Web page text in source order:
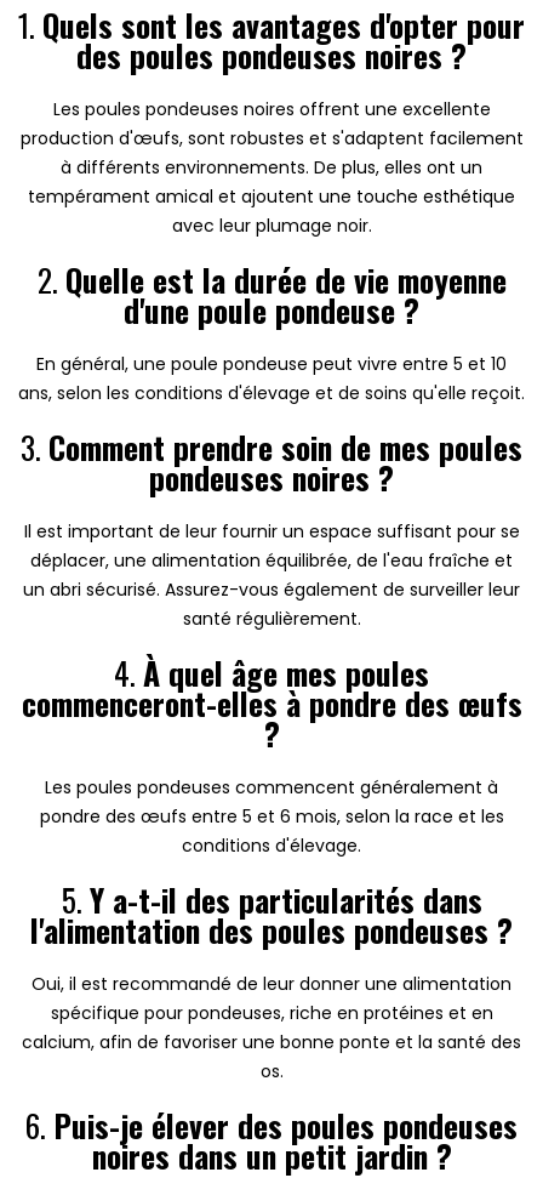
1. Quels sont les avantages d'opter pour
des poules pondeuses noires ?
Les poules pondeuses noires offrent une excellente
production d'œufs, sont robustes et s'adaptent facilement
à différents environnements. De plus, elles ont un
tempérament amical et ajoutent une touche esthétique
avec leur plumage noir.
2. Quelle est la durée de vie moyenne
d'une poule pondeuse ?
En général, une poule pondeuse peut vivre entre 5 et 10
ans, selon les conditions d'élevage et de soins qu'elle reçoit.
3. Comment prendre soin de mes poules
pondeuses noires ?
Il est important de leur fournir un espace suffisant pour se
déplacer, une alimentation équilibrée, de l'eau fraîche et
un abri sécurisé. Assurez-vous également de surveiller leur
santé régulièrement.
4.À quel âge mes poules
commenceront-elles à pondre des œufs
?
Les poules pondeuses commencent généralement à
pondre des œufs entre 5 et 6 mois, selon la race et les
conditions d'élevage.
5.Y a-t-il des particularités dans
l'alimentation des poules pondeuses ?
Oui, il est recommandé de leur donner une alimentation
spécifique pour pondeuses, riche en protéines et en
calcium, afin de favoriser une bonne ponte et la santé des
os.
6. Puis-je élever des poules pondeuses
noires dans un petit jardin ?